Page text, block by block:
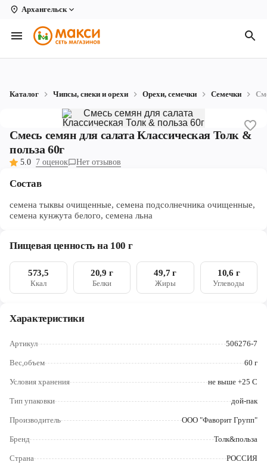
Архангельск
Вологда
Архангельск
Кирово-Чепецк
Коряжма
Северодвинск
Череповец
Ярославль
Каталог Чипсы, снеки и орехи Орехи, семечки Семечки
Смесь семян для салата Классическая Толк &
польза 60г
5.0 7 оценок Нет отзывов
Состав
семена тыквы очищенные, семена подсолнечника очищенные,
семена кунжута белого, семена льна
Пищевая ценность на 100 г
573,5
Ккал
20,9 г
Белки
49,7 г
Жиры
10,6 г
Углеводы
Характеристики
Артикул 506276-7
Вес,объем 60 г
Условия хранения не выше +25 С
Тип упаковки дой-пак
Производитель ООО "Фаворит Групп"
Бренд Толк&польза
Страна РОССИЯ